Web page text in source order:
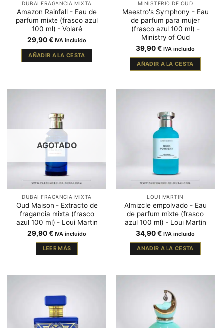
DUBAI FRAGANCIA MIXTA
Amazon Rainfall - Eau de
parfum mixte (frasco azul
100 ml) - Volaré
29,90€ IVA incluido
AÑADIR A LA CESTA
MINISTERIO DE OUD
Maestro's Symphony - Eau
de parfum para mujer
(frasco azul 100 ml) -
Ministry of Oud
39,90€ IVA incluido
AÑADIR A LA CESTA
AGOTADO
DUBAI FRAGANCIA MIXTA
Oud Maison - Extracto de
fragancia mixta (frasco
azul 100 ml) - Loui Martin
29,90€ IVA incluido
LEER MÁS
LOUI MARTIN
Almizcle empolvado - Eau
de parfum mixte (frasco
azul 100 ml) - Loui Martin
34,90€ IVA incluido
AÑADIR A LA CESTA